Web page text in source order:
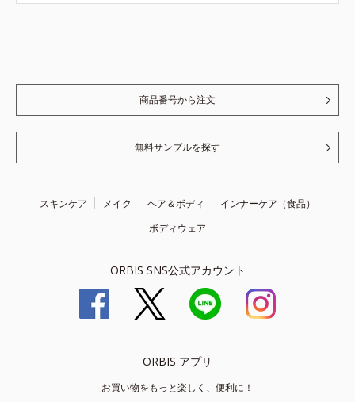
商品番号から注文
無料サンプルを探す
スキンケア メイク ヘア＆ボディ
インナーケア（食品）
ボディウェア
ORBIS SNS公式アカウント
ORBIS アプリ
お買い物をもっと楽しく、便利に！